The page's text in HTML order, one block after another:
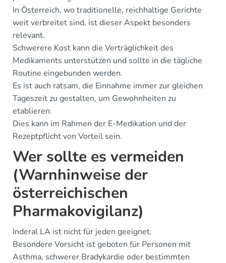
In Österreich, wo traditionelle, reichhaltige Gerichte
weit verbreitet sind, ist dieser Aspekt besonders
relevant.
Schwerere Kost kann die Verträglichkeit des
Medikaments unterstützen und sollte in die tägliche
Routine eingebunden werden.
Es ist auch ratsam, die Einnahme immer zur gleichen
Tageszeit zu gestalten, um Gewohnheiten zu
etablieren.
Dies kann im Rahmen der E-Medikation und der
Rezeptpflicht von Vorteil sein.
Wer sollte es vermeiden
(Warnhinweise der
österreichischen
Pharmakovigilanz)
Inderal LA ist nicht für jeden geeignet.
Besondere Vorsicht ist geboten für Personen mit
Asthma, schwerer Bradykardie oder bestimmten